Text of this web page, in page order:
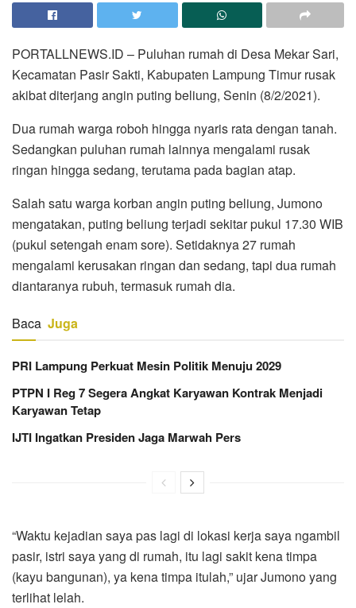
PORTALLNEWS.ID – Puluhan rumah di Desa Mekar Sari,
Kecamatan Pasir Sakti, Kabupaten Lampung Timur rusak
akibat diterjang angin puting beliung, Senin (8/2/2021).
Dua rumah warga roboh hingga nyaris rata dengan tanah.
Sedangkan puluhan rumah lainnya mengalami rusak
ringan hingga sedang, terutama pada bagian atap.
Salah satu warga korban angin puting beliung, Jumono
mengatakan, puting beliung terjadi sekitar pukul 17.30 WIB
(pukul setengah enam sore). Setidaknya 27 rumah
mengalami kerusakan ringan dan sedang, tapi dua rumah
diantaranya rubuh, termasuk rumah dia.
Baca Juga
PRI Lampung Perkuat Mesin Politik Menuju 2029
PTPN I Reg 7 Segera Angkat Karyawan Kontrak Menjadi
Karyawan Tetap
IJTI Ingatkan Presiden Jaga Marwah Pers
“Waktu kejadian saya pas lagi di lokasi kerja saya ngambil
pasir, istri saya yang di rumah, itu lagi sakit kena timpa
(kayu bangunan), ya kena timpa itulah,” ujar Jumono yang
terlihat lelah.